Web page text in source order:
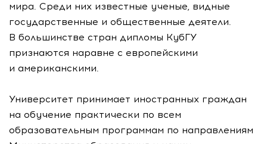
мира. Среди них известные ученые, видные
государственные и общественные деятели.
В большинстве стран дипломы КубГУ
признаются наравне с европейскими
и американскими.
Университет принимает иностранных граждан
на обучение практически по всем
образовательным программам по направлениям